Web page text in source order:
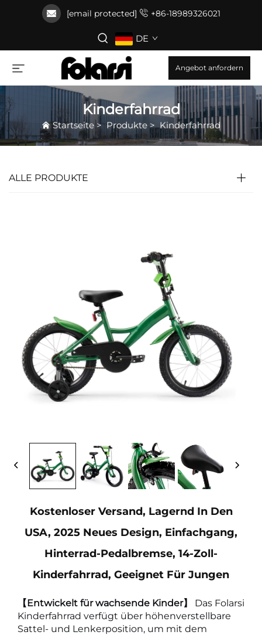
[email protected] +86-18989326021
DE
Angebot anfordern
Kinderfahrrad
Startseite > Produkte >Kinderfahrrad
ALLE PRODUKTE
Kostenloser Versand, Lagernd In Den
USA, 2025 Neues Design, Einfachgang,
Hinterrad-Pedalbremse, 14-Zoll-
Kinderfahrrad, Geeignet Für Jungen
【Entwickelt für wachsende Kinder】 Das Folarsi
Kinderfahrrad verfügt über höhenverstellbare
Sattel- und Lenkerposition, um mit dem